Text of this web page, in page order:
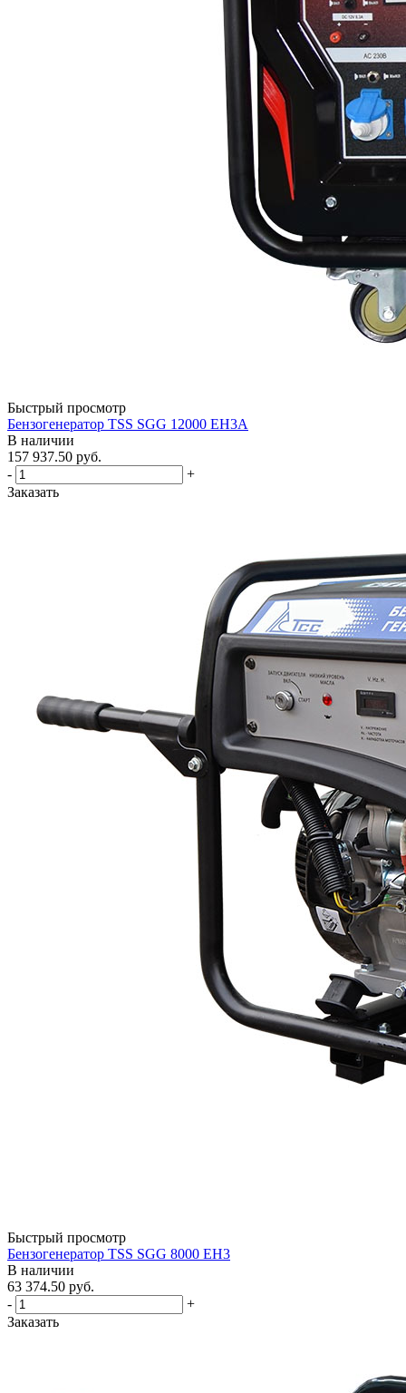
Быстрый просмотр
Бензогенератор TSS SGG 12000 EH3A
В наличии
157 937.50 руб.
-
+
Заказать
Быстрый просмотр
Бензогенератор TSS SGG 8000 EH3
В наличии
63 374.50 руб.
-
+
Заказать